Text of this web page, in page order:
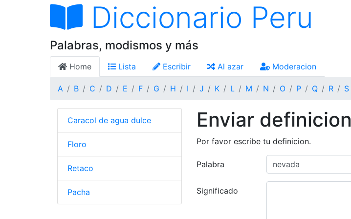
Diccionario Peru
Palabras, modismos y más
Home Lista Escribir Al azar Moderacion
A B C D E F G H I J K L M N O P Q R S
Enviar definicion
Por favor escribe tu definicion.
Palabra
Significado
Caracol de agua dulce
Floro
Retaco
Pacha